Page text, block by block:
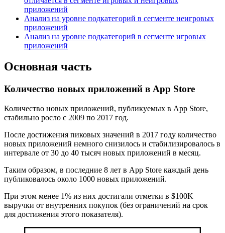
приложений
Анализ на уровне подкатегорий в сегменте неигровых
приложений
Анализ на уровне подкатегорий в сегменте игровых
приложений
Основная часть
Количество новых приложений в App Store
Количество новых приложений, публикуемых в App Store,
стабильно росло с 2009 по 2017 год.
После достижения пиковых значений в 2017 году количество
новых приложений немного снизилось и стабилизировалось в
интервале от 30 до 40 тысяч новых приложений в месяц.
Таким образом, в последние 8 лет в App Store каждый день
публиковалось около 1000 новых приложений.
При этом менее 1% из них достигали отметки в $100K
выручки от внутренних покупок (без ограничений на срок
для достижения этого показателя).